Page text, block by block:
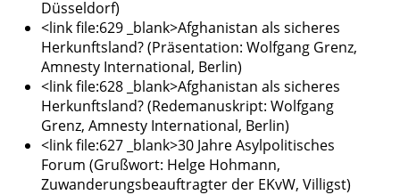
Düsseldorf)
<link file:629 _blank>Afghanistan als sicheres
Herkunftsland? (Präsentation: Wolfgang Grenz,
Amnesty International, Berlin)
<link file:628 _blank>Afghanistan als sicheres
Herkunftsland? (Redemanuskript: Wolfgang
Grenz, Amnesty International, Berlin)
<link file:627 _blank>30 Jahre Asylpolitisches
Forum (Grußwort: Helge Hohmann,
Zuwanderungsbeauftragter der EKvW, Villigst)